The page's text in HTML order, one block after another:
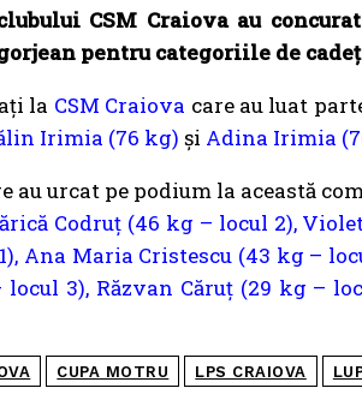
CSM Craiova au
pentru categoriile de
la CSM Craiova care au luat
Irimia (76 kg) și Adina Irimia
au urcat pe podium la această
Codruț (46 kg – locul 2),
Ana Maria Cristescu (43 kg –
locul 3), Răzvan Căruț (29 kg –
CUPA MOTRU LPS CRAIOVA